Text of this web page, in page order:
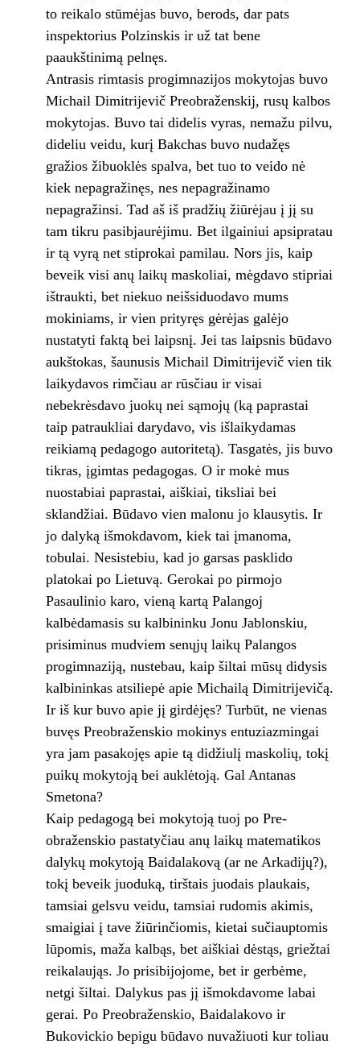
to reikalo stūmėjas buvo, berods, dar pats
inspektorius Polzinskis ir už tat bene
paaukštinimą pelnęs.
Antrasis rimtasis progimnazijos mokyto­jas buvo
Michail Dimitrijevič Preobraženskij, rusų kalbos
mokytojas. Buvo tai didelis vyras, nemažu pilvu,
dideliu veidu, kurį Bakchas bu­vo nudažęs
gražios žibuoklės spalva, bet tuo to veido nė
kiek nepagražinęs, nes nepagražina­mo
nepagražinsi. Tad aš iš pradžių žiūrėjau į jį su
tam tikru pasibjaurėjimu. Bet ilgainiui apsipratau
ir tą vyrą net stiprokai pamilau. Nors jis, kaip
beveik visi anų laikų maskoliai, mėgdavo stipriai
ištraukti, bet niekuo neišsiduodavo mums
mokiniams, ir vien prityręs gėrėjas galėjo
nustatyti faktą bei laipsnį. Jei tas laipsnis būdavo
aukštokas, šaunusis Michail Dimitrijevič vien tik
laikydavos rimčiau ar rūsčiau ir visai
nebekrėsdavo juokų nei są­mojų (ką paprastai
taip patraukliai darydavo, vis išlaikydamas
reikiamą pedagogo autorite­tą). Tasgatės, jis buvo
tikras, įgimtas pedago­gas. O ir mokė mus
nuostabiai paprastai, aiš­kiai, tiksliai bei
sklandžiai. Būdavo vien malo­nu jo klausytis. Ir
jo dalyką išmokdavom, kiek tai įmanoma,
tobulai. Nesistebiu, kad jo gar­sas pasklido
platokai po Lietuvą. Gerokai po pirmojo
Pasaulinio karo, vieną kartą Palangoj
kalbėdamasis su kalbininku Jonu Jablonskiu,
prisiminus mudviem senųjų laikų Palangos
progimnaziją, nustebau, kaip šiltai mūsų di­dysis
kalbininkas atsiliepė apie Michailą Dimitrijevičą.
Ir iš kur buvo apie jį girdėjęs? Turbūt, ne vienas
buvęs Preobraženskio mokinys entuziazmingai
yra jam pasakojęs apie tą didžiulį maskolių, tokį
puikų mokyto­ją bei auklėtoją. Gal Antanas
Smetona?
Kaip pedagogą bei mokytoją tuoj po Pre­
obraženskio pastatyčiau anų laikų matemati­kos
dalykų mokytoją Baidalakovą (ar ne Ar­kadijų?),
tokį beveik juoduką, tirštais juodais plaukais,
tamsiai gelsvu veidu, tamsiai rudomis akimis,
smaigiai į tave žiūrinčiomis, kietai sučiauptomis
lūpomis, maža kalbąs, bet aiškiai dėstąs, griežtai
reikalaująs. Jo prisibi­jojome, bet ir gerbėme,
netgi šiltai. Dalykus pas jį išmokdavome labai
gerai. Po Preobraženskio, Baidalakovo ir
Bukovickio bepigu bū­davo nuvažiuoti kur toliau